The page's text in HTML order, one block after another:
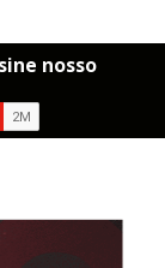
nosso